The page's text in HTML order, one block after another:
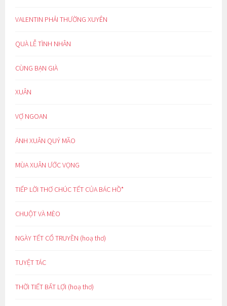
VALENTIN PHẢI THƯỜNG XUYÊN
QUÀ LỄ TÌNH NHÂN
CÙNG BẠN GIÀ
XUÂN
VỢ NGOAN
ÁNH XUÂN QUÝ MÃO
MÙA XUÂN ƯỚC VỌNG
TIẾP LỜI THƠ CHÚC TẾT CỦA BÁC HỒ*
CHUỘT VÀ MÈO
NGÀY TẾT CỔ TRUYỀN (hoạ thơ)
TUYỆT TÁC
THỜI TIẾT BẤT LỢI (hoạ thơ)